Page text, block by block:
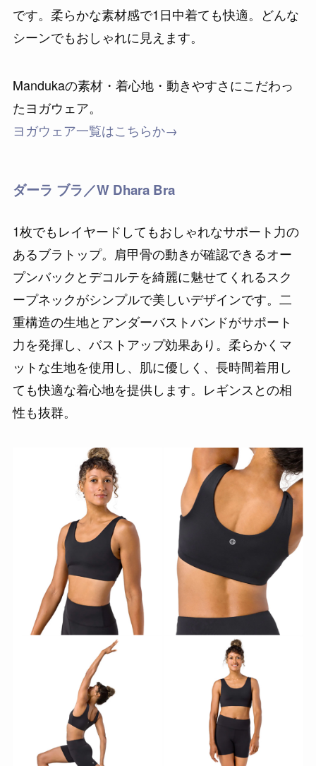
です。柔らかな素材感で1日中着ても快適。どんな
シーンでもおしゃれに見えます。
Mandukaの素材・着心地・動きやすさにこだわっ
たヨガウェア。
ヨガウェア一覧はこちらか→
ダーラ ブラ／W Dhara Bra
1枚でもレイヤードしてもおしゃれなサポート力の
あるブラトップ。肩甲骨の動きが確認できるオー
プンバックとデコルテを綺麗に魅せてくれるスク
ープネックがシンプルで美しいデザインです。二
重構造の生地とアンダーバストバンドがサポート
力を発揮し、バストアップ効果あり。柔らかくマ
ットな生地を使用し、肌に優しく、長時間着用し
ても快適な着心地を提供します。レギンスとの相
性も抜群。